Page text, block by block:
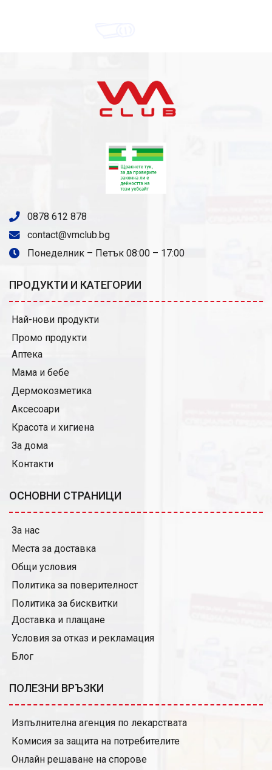
0878 612 878
contact@vmclub.bg
Понеделник – Петък 08:00 – 17:00
ПРОДУКТИ И КАТЕГОРИИ
Най-нови продукти
Промо продукти
Аптека
Мама и бебе
Дермокозметика
Аксесоари
Красота и хигиена
За дома
Контакти
ОСНОВНИ СТРАНИЦИ
За нас
Места за доставка
Общи условия
Политика за поверителност
Политика за бисквитки
Доставка и плащане
Условия за отказ и рекламация
Блог
ПОЛЕЗНИ ВРЪЗКИ
Изпълнителна агенция по лекарствата
Комисия за защита на потребителите
Онлайн решаване на спорове